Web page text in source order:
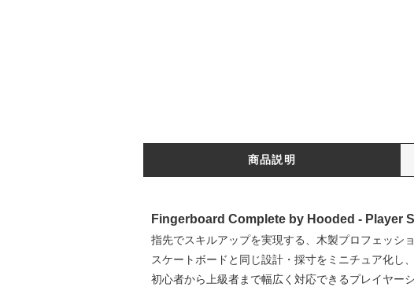
商品説明
Fingerboard Complete by Hooded - Player
指先でスキルアップを実現する、木製プロフェッシ
スケートボードと同じ設計・採寸をミニチュア化し
初心者から上級者まで幅広く対応できるプレイヤーシ